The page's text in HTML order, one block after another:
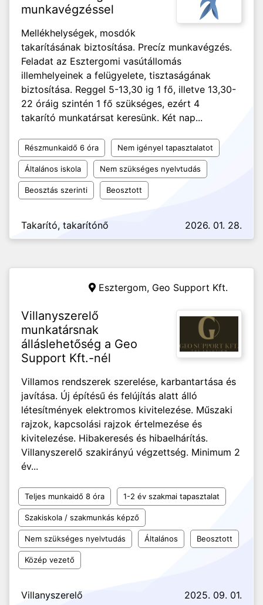
munkavégzéssel
Mellékhelységek, mosdók
takarításának biztosítása. Precíz munkavégzés.
Feladat az Esztergomi vasútállomás
illemhelyeinek a felügyelete, tisztaságának
biztosítása. Reggel 5-13,30 ig 1 fő, illetve 13,30-
22 óráig szintén 1 fő szükséges, ezért 4
takarító munkatársat keresünk. Két nap...
Részmunkaidő 6 óra Nem igényel tapasztalatot
Általános iskola Nem szükséges nyelvtudás
Beosztás szerinti Beosztott
Takarító, takarítónő 2026. 01. 28.
Esztergom, Geo Support Kft.
Villanyszerelő
munkatársnak
álláslehetőség a Geo
Support Kft.-nél
Villamos rendszerek szerelése, karbantartása és
javítása. Új építésű és felújítás alatt álló
létesítmények elektromos kivitelezése. Műszaki
rajzok, kapcsolási rajzok értelmezése és
kivitelezése. Hibakeresés és hibaelhárítás.
Villanyszerelő szakirányú végzettség. Minimum 2
év...
Teljes munkaidő 8 óra 1-2 év szakmai tapasztalat
Szakiskola / szakmunkás képző
Nem szükséges nyelvtudás Általános Beosztott
Közép vezető
Villanyszerelő 2025. 09. 01.